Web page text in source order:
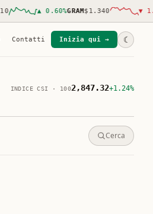
▲ 0.60 % GRAM$1.340 ▼ 1.00
Contatti Inizia qui → ☾
INDICE CSI · 1002,847.32+1.24%
Cerca